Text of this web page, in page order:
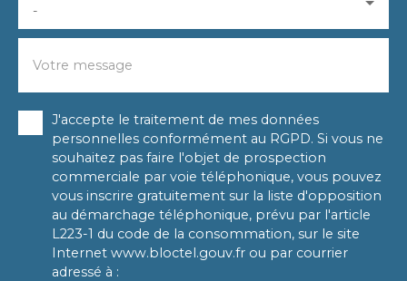
-
Votre message
J'accepte le traitement de mes données
personnelles conformément au RGPD. Si vous ne
souhaitez pas faire l'objet de prospection
commerciale par voie téléphonique, vous pouvez
vous inscrire gratuitement sur la liste d'opposition
au démarchage téléphonique, prévu par l'article
L223-1 du code de la consommation, sur le site
Internet www.bloctel.gouv.fr ou par courrier
adressé à :